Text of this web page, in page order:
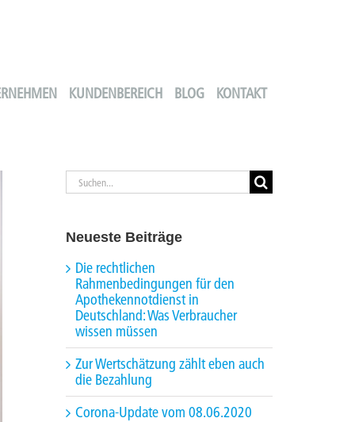
KUNDENBEREICH BLOG KONTAKT
Suche
nach:
Neueste Beiträge
Die rechtlichen
Rahmenbedingungen für den
Apothekennotdienst in
Deutschland: Was Verbraucher
wissen müssen
Zur Wertschätzung zählt eben auch
die Bezahlung
Corona-Update vom 08.06.2020